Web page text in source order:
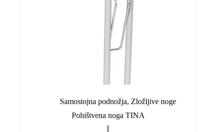
Samostojna podnožja, Zložljive noge
Pohištvena noga TINA